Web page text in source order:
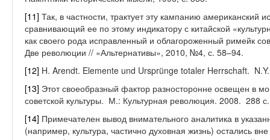
[11] Так, в частности, трактует эту кампанию американский
сравнивающий ее по этому индикатору с китайской
как своего рода исправленный и облагороженный римейк
Две революции // «Альтернативы», 2010, №4, с. 58–94.
[12] H. Arendt. Elemente und Ursprünge totaler Herrschaft.
[13] Этот своеобразный фактор разносторонне освещен в
советской культуры. М.: Культурная революция. 2008. 288 с.
[14] Примечателен вывод внимательного аналитика в
(например, культура, частично духовная жизнь) остались